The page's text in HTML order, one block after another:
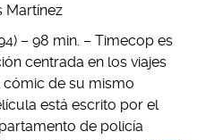
Martínez
– 98 min. – Timecop es
centrada en los viajes
cómic de su mismo
está escrito por el
de policía